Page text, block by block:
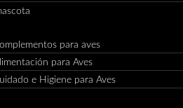
para aves
para Aves
e Higiene para Aves